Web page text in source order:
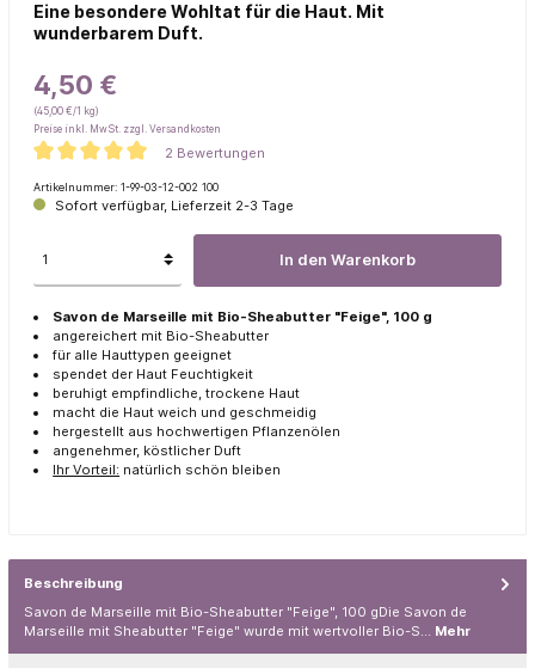
Eine besondere Wohltat für die Haut. Mit
wunderbarem Duft.
4,50 €
(45,00 €/1 kg)
Preise inkl. MwSt. zzgl. Versandkosten
2 Bewertungen
Artikelnummer: 1-99-03-12-002 100
Sofort verfügbar, Lieferzeit 2-3 Tage
In den Warenkorb
Savon de Marseille mit Bio-Sheabutter "Feige", 100 g
angereichert mit Bio-Sheabutter
für alle Hauttypen geeignet
spendet der Haut Feuchtigkeit
beruhigt empfindliche, trockene Haut
macht die Haut weich und geschmeidig
hergestellt aus hochwertigen Pflanzenölen
angenehmer, köstlicher Duft
Ihr Vorteil: natürlich schön bleiben
Beschreibung
Savon de Marseille mit Bio-Sheabutter "Feige", 100 gDie Savon de
Marseille mit Sheabutter "Feige" wurde mit wertvoller Bio-S… Mehr